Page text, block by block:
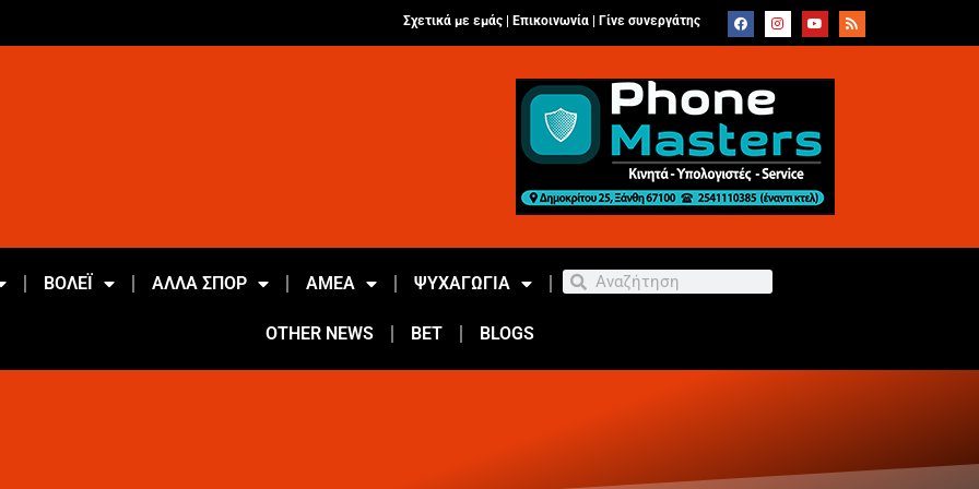
Σχετικά με εμάς | Επικοινωνία Γίνε συνεργάτης
ΒΟΛΕΪ ΑΛΛΑ ΣΠΟΡ ΑΜΕΑ ΨΥΧΑΓΩΓΙΑ
OTHER NEWS BET BLOGS